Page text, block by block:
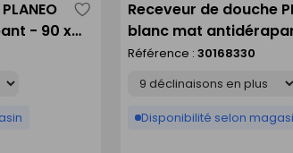
- 90 x
Enregistrer
comme
Receveur de douche
blanc mat
80 cm
Référence : 30168330
Disponibilité selon